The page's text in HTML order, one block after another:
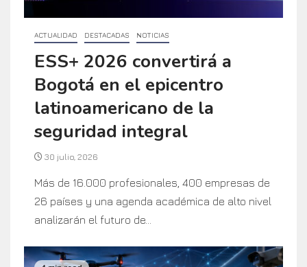
ACTUALIDAD DESTACADAS NOTICIAS
ESS+ 2026 convertirá a
Bogotá en el epicentro
latinoamericano de la
seguridad integral
30 julio, 2026
Más de 16.000 profesionales, 400 empresas de
26 países y una agenda académica de alto nivel
analizarán el futuro de...